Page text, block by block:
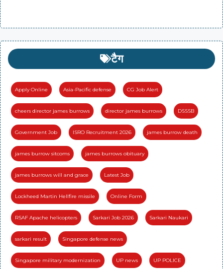
टैग
Apply Online Asia-Pacific defense CG Job Alert
cheers director james burrows director james burrows DSSSB
Government Job ISRO Recruitment 2026 james burrow death
james burrow sitcoms james burrows obituary
james burrows will and grace Latest Job
Lockheed Martin Hellfire missile Online Form
RSAF Apache helicopters Sarkari Job 2026 Sarkari Naukari
sarkari result Singapore defense news
Singapore military modernization UP news UP POLICE